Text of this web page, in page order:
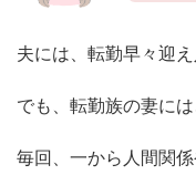
夫には、転勤早々迎
でも、転勤族の妻に
毎回、一から人間関